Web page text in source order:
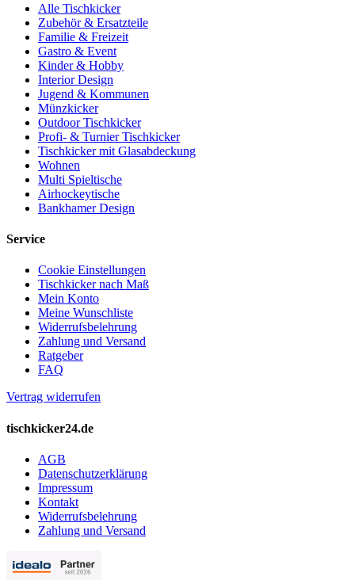
Alle Tischkicker
Zubehör & Ersatzteile
Familie & Freizeit
Gastro & Event
Kinder & Hobby
Interior Design
Jugend & Kommunen
Münzkicker
Outdoor Tischkicker
Profi- & Turnier Tischkicker
Tischkicker mit Glasabdeckung
Wohnen
Multi Spieltische
Airhockeytische
Bankhamer Design
Service
Cookie Einstellungen
Tischkicker nach Maß
Mein Konto
Meine Wunschliste
Widerrufsbelehrung
Zahlung und Versand
Ratgeber
FAQ
Vertrag widerrufen
tischkicker24.de
AGB
Datenschutzerklärung
Impressum
Kontakt
Widerrufsbelehrung
Zahlung und Versand